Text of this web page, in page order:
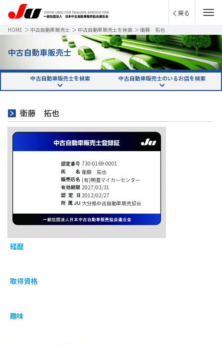
戻る
HOME ＞ 中古自動車販売士 ＞ 中古自動車販売士を検索 ＞ 衛藤 拓也
中古自動車販売士
中古自動車販売士を検索 中古自動車販売士のいるお店を検索
衛藤 拓也
730-0169-0001
衛藤 拓也
(有)明豊マイカーセンター
2027/03/31
2012/02/27
大分県中古自動車販売協会
経歴
取得資格
趣味